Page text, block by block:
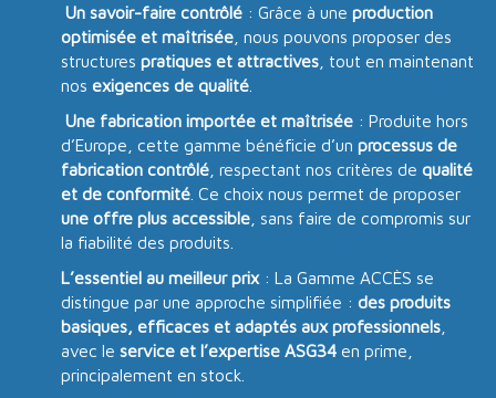
Un savoir-faire contrôlé : Grâce à une production
optimisée et maîtrisée , nous pouvons proposer des
structures pratiques et attractives , tout en maintenant
nos exigences de qualité
Une fabrication importée et maîtrisée : Produite hors
d’Europe, cette gamme bénéficie d’un processus de
fabrication contrôlé , respectant nos critères de qualité
et de conformité . Ce choix nous permet de proposer
une offre plus accessible , sans faire de compromis sur
la fiabilité des produits.
L’essentiel au meilleur prix: La Gamme ACCÈS se
distingue par une approche simplifiée : des produits
basiques, efficaces et adaptés aux professionnels
avec le service et l’expertise ASG34 en prime,
principalement en stock.